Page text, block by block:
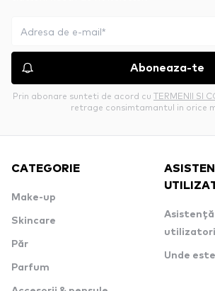
Aboneaza-te
Prin abonare sunteti de acord cu TERMENII SI
retrage consimtamantul in orice
CATEGORIE
Make-up
Skincare
Păr
Parfum
Unde